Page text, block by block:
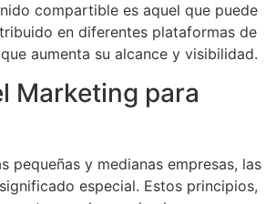
compartible es aquel que puede
en diferentes plataformas de
aumenta su alcance y visibilidad.
Marketing para
pequeñas y medianas empresas, las
especial. Estos principios,